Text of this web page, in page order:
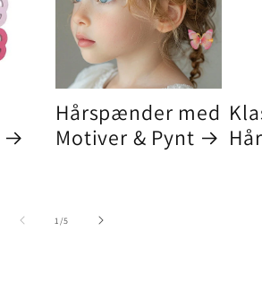
Hårspænder med
Motiver & Pynt
1/af
5